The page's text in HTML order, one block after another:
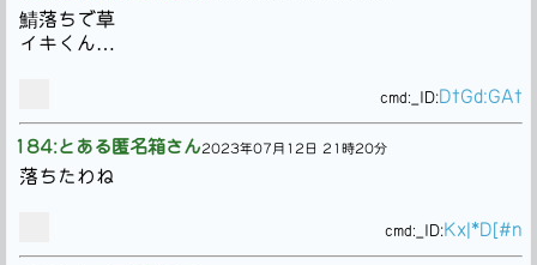
鯖落ちで草
イキくん…
cmd: _ID:DtGd:GAt
184:とある匿名箱さん2023年07月12日 21時20分
落ちたわね
cmd: _ID:Kx|*D[#n